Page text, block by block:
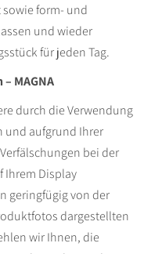
form- und
und wieder
für jeden Tag.
MAGNA
durch die Verwendung
und aufgrund Ihrer
bei der
Ihrem Display
geringfügig von der
dargestellten
wir Ihnen, die